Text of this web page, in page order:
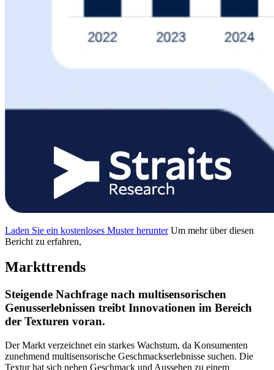
Laden Sie ein kostenloses Muster herunter Um mehr über diesen
Bericht zu erfahren,
Markttrends
Steigende Nachfrage nach multisensorischen
Genusserlebnissen treibt Innovationen im Bereich
der Texturen voran.
Der Markt verzeichnet ein starkes Wachstum, da Konsumenten
zunehmend multisensorische Geschmackserlebnisse suchen. Die
Textur hat sich neben Geschmack und Aussehen zu einem